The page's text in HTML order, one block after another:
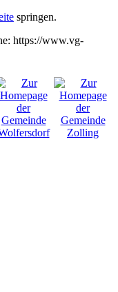
springen.
https://www.vg-